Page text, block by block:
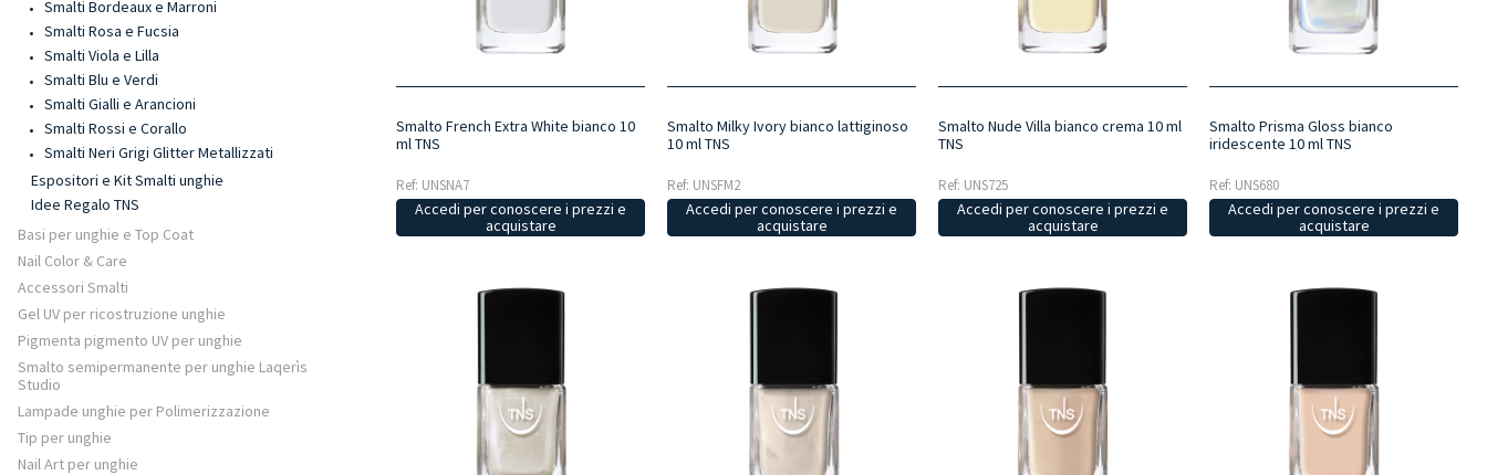
Smalti Bordeaux e Marroni
Smalti Rosa e Fucsia
Smalti Viola e Lilla
Smalti Blu e Verdi
Smalti Gialli e Arancioni
Smalti Rossi e Corallo
Smalti Neri Grigi Glitter Metallizzati
Espositori e Kit Smalti unghie
Idee Regalo TNS
Basi per unghie e Top Coat
Nail Color & Care
Accessori Smalti
Gel UV per ricostruzione unghie
Pigmenta pigmento UV per unghie
Smalto semipermanente per unghie Laqerìs
Studio
Lampade unghie per Polimerizzazione
Tip per unghie
Nail Art per unghie
Smalto French Extra White bianco 10
ml TNS
Ref: UNSNA7
Accedi per conoscere i prezzi e
acquistare
Smalto Milky Ivory bianco lattiginoso
10 ml TNS
Ref: UNSFM2
Accedi per conoscere i prezzi e
acquistare
Smalto Nude Villa bianco crema 10 ml
TNS
Ref: UNS725
Accedi per conoscere i prezzi e
acquistare
Smalto Prisma Gloss bianco
iridescente 10 ml TNS
Ref: UNS680
Accedi per conoscere i prezzi e
acquistare